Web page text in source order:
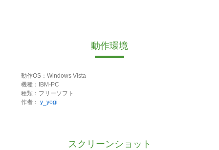
動作環境
動作OS：Windows Vista
機種：IBM-PC
種類：フリーソフト
作者： y_yogi
スクリーンショット